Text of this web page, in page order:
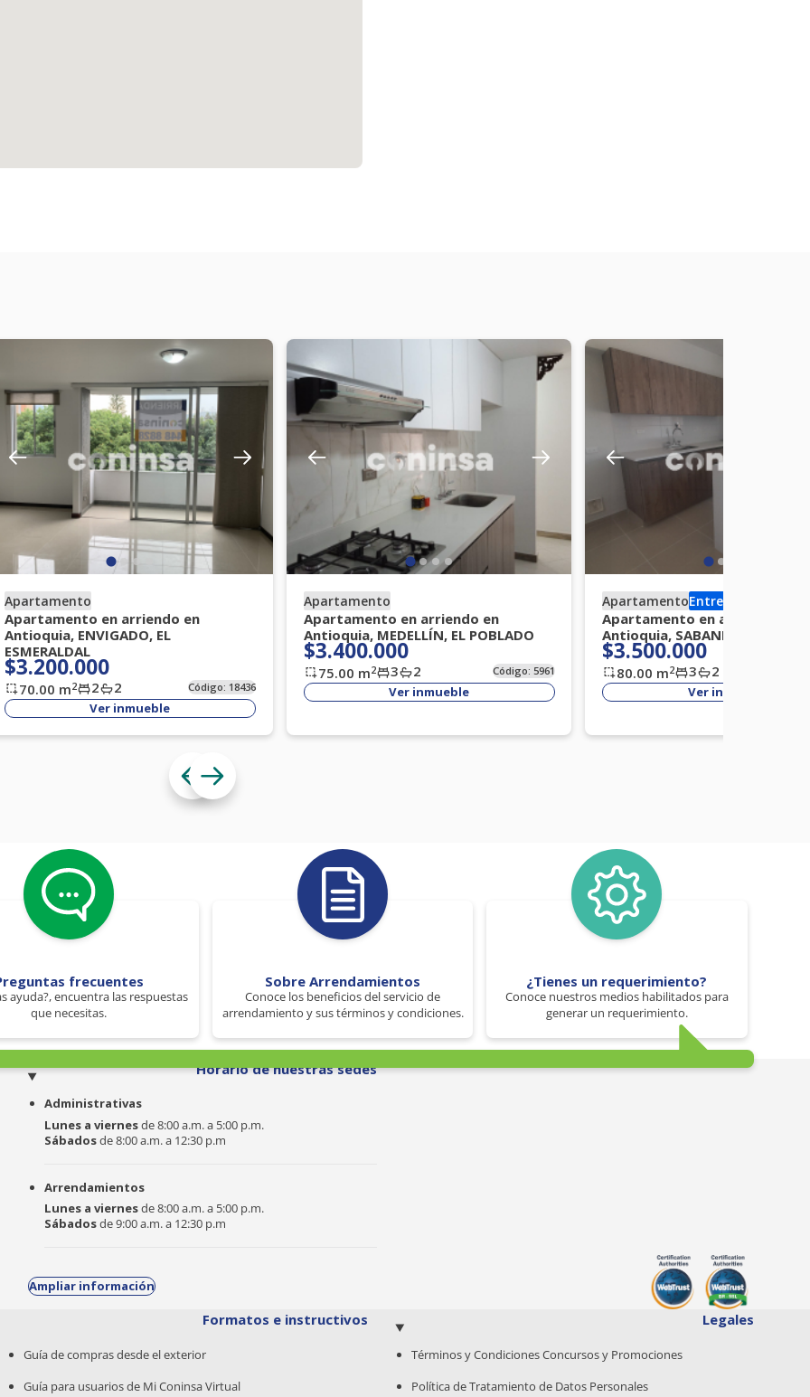
Apartamento
Apartamento en arriendo en
Antioquia, ENVIGADO, EL
ESMERALDAL
$3.200.000
70.00 m2 2 2 Código: 18436
Ver inmueble
Apartamento
Apartamento en arriendo en
Antioquia, MEDELLÍN, EL POBLADO
$3.400.000
75.00 m2 3 2 Código: 5961
Ver inmueble
ApartamentoEntrega inmediata
Apartamento en arriendo en
Antioquia, SABANETA, LA
$3.500.000
80.00 m2 3 2
Ver inmueble
frecuentes
ayuda?, encuentra las respuestas
que necesitas.
Sobre Arrendamientos
Conoce los beneficios del servicio de
arrendamiento y sus términos y condiciones.
¿Tienes un requerimiento?
Conoce nuestros medios habilitados para
generar un requerimiento.
Horario de nuestras sedes
Administrativas
Lunes a viernesde 8:00 a.m. a 5:00 p.m.
Sábadosde 8:00 a.m. a 12:30 p.m
Arrendamientos
Lunes a viernesde 8:00 a.m. a 5:00 p.m.
Sábadosde 9:00 a.m. a 12:30 p.m
Ampliar información
Formatos e instructivos
Guía de compras desde el exterior
Guía para usuarios de Mi Coninsa Virtual
Legales
Términos y Condiciones Concursos y Promociones
Política de Tratamiento de Datos Personales